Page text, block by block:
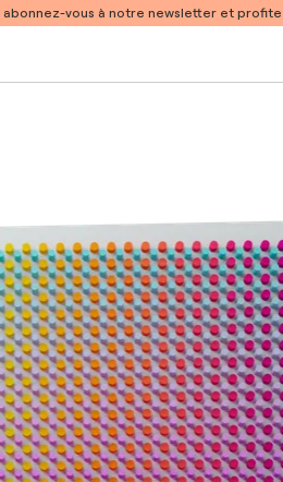
abonnez-vous à notre newsletter et